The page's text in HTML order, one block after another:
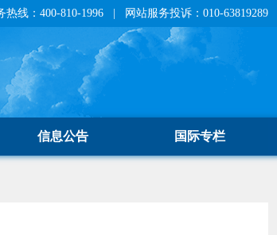
热线：400-810-1996 | 网站服务投诉：010-63819289
信息公告 国际专栏